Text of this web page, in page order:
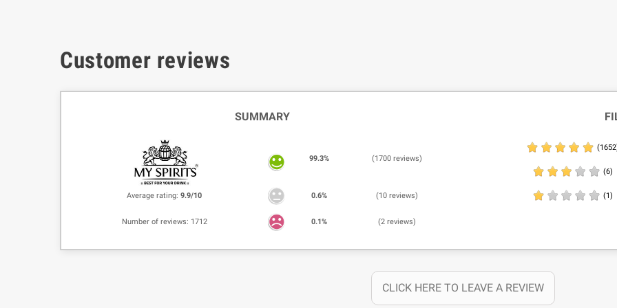
Customer reviews
SUMMARY
99.3% (1700 reviews)
Average rating: 9.9/10 0.6% (10 reviews)
Number of reviews: 1712 0.1% (2 reviews)
(6)
(1)
CLICK HERE TO LEAVE A REVIEW